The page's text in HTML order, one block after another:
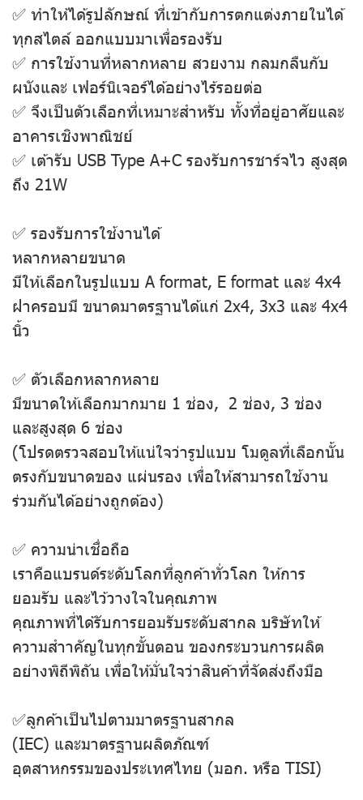
✅ ทำให้ได้รูปลักษณ์ ที่เข้ากับการตกแต่งภายในได้
ทุกสไตล์ ออกแบบมาเพื่อรองรับ
✅ การใช้งานที่หลากหลาย สวยงาม กลมกลืนกับ
ผนังและ เฟอร์นิเจอร์ได้อย่างไร้รอยต่อ
✅ จึงเป็นตัวเลือกที่เหมาะสำหรับ ทั้งที่อยู่อาศัยและ
อาคารเชิงพาณิชย์
✅ เต้ารับ USB Type A+C รองรับการชาร์จไว สูงสุด
ถึง 21W
✅ รองรับการใช้งานได้
หลากหลายขนาด
มีให้เลือกในรูปแบบ A format, E format และ 4x4
ฝาครอบมี ขนาดมาตรฐานได้แก่ 2x4, 3x3 และ 4x4
นิ้ว
✅ ตัวเลือกหลากหลาย
มีขนาดให้เลือกมากมาย 1 ช่อง, 2 ช่อง, 3 ช่อง
และสูงสุด 6 ช่อง
(โปรดตรวจสอบให้แน่ใจว่ารูปแบบ โมดูลที่เลือกนั้น
ตรงกับขนาดของ แผ่นรอง เพื่อให้สามารถใช้งาน
ร่วมกันได้อย่างถูกต้อง)
✅ ความน่าเชื่อถือ
เราคือแบรนด์ระดับโลกที่ลูกค้าทั่วโลก ให้การ
ยอมรับ และไว้วางใจในคุณภาพ
คุณภาพที่ได้รับการยอมรับระดับสากล บริษัทให้
ความสำาคัญในทุกขั้นตอน ของกระบวนการผลิต
อย่างพิถีพิถัน เพื่อให้มั่นใจว่าสินค้าที่จัดส่งถึงมือ
✅ลูกค้าเป็นไปตามมาตรฐานสากล
(IEC) และมาตรฐานผลิตภัณฑ์
อุตสาหกรรมของประเทศไทย (มอก. หรือ TISI)